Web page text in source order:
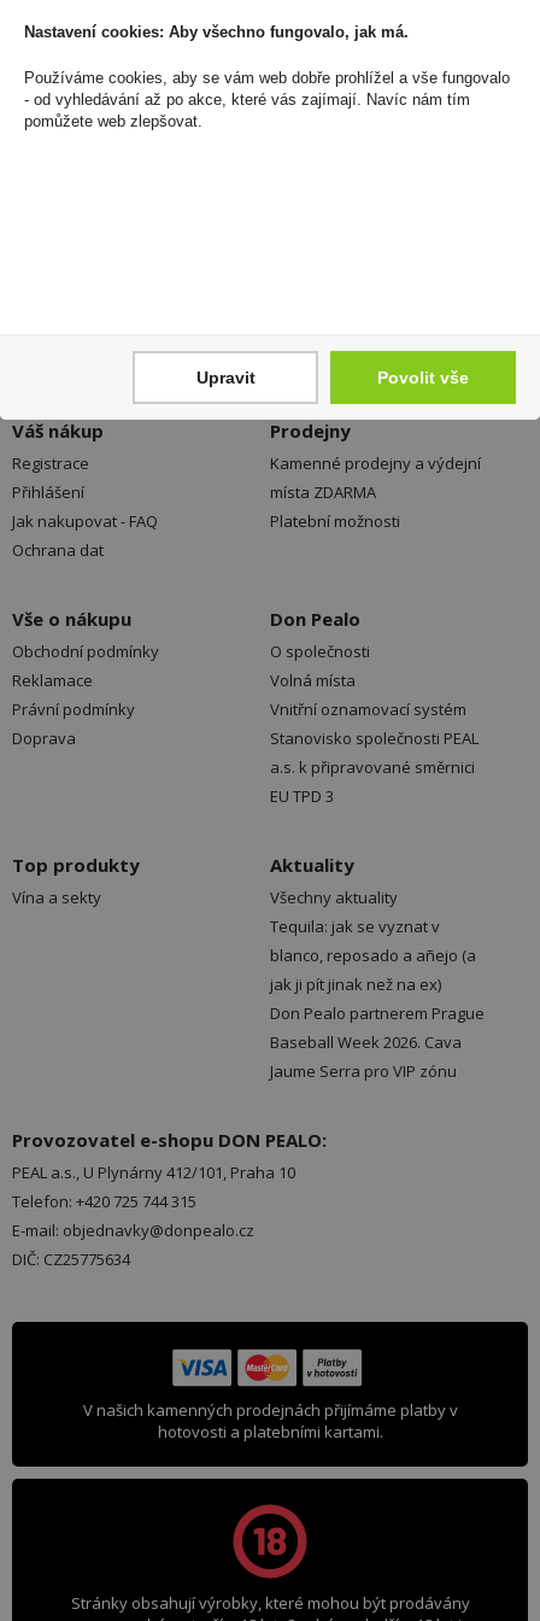
Zákaznická linka
+420 725 744 315
denně 6:00 – 15:30 hod
Váš nákup
Registrace
Přihlášení
Jak nakupovat - FAQ
Ochrana dat
Prodejny
Kamenné prodejny a výdejní
místa ZDARMA
Platební možnosti
Vše o nákupu
Obchodní podmínky
Reklamace
Právní podmínky
Doprava
Don Pealo
O společnosti
Volná místa
Vnitřní oznamovací systém
Stanovisko společnosti PEAL
a.s. k připravované směrnici
EU TPD 3
Top produkty
Vína a sekty
Aktuality
Všechny aktuality
Tequila: jak se vyznat v
blanco, reposado a añejo (a
jak ji pít jinak než na ex)
Don Pealo partnerem Prague
Baseball Week 2026. Cava
Jaume Serra pro VIP zónu
Provozovatel e-shopu DON PEALO:
PEAL a.s., U Plynárny 412/101, Praha 10
Telefon: +420 725 744 315
E-mail: objednavky@donpealo.cz
DIČ: CZ25775634
V našich kamenných prodejnách přijímáme platby v
hotovosti a platebními kartami.
Stránky obsahují výrobky, které mohou být prodávány
Nastavení cookies: Aby všechno fungovalo, jak má.
Používáme cookies, aby se vám web dobře prohlížel a vše fungovalo
- od vyhledávání až po akce, které vás zajímají. Navíc nám tím
pomůžete web zlepšovat.
Upravit Povolit vše